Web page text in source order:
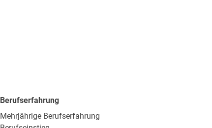
Berufserfahrung
Mehrjährige Berufserfahrung